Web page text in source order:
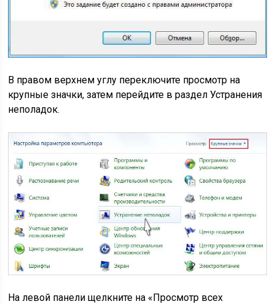
В правом верхнем углу переключите просмотр на
крупные значки, затем перейдите в раздел Устранения
неполадок.
На левой панели щелкните на «Просмотр всех